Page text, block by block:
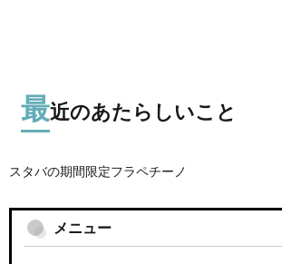
最近のあたらしいこと
スタバの期間限定フラペチーノ
メニュー